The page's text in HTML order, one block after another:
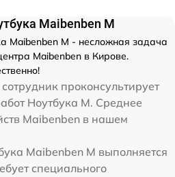
Maibenben M
Maibenben M - несложная задача
Maibenben в Кирове.
проконсультирует
Ноутбука M. Среднее
Maibenben в нашем
Maibenben M выполняется
специального